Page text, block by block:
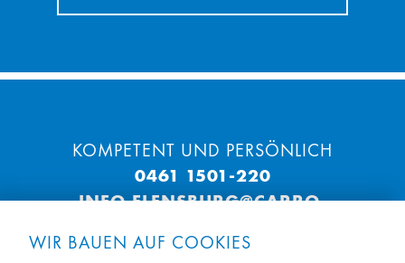
WIR BAUEN AUF COOKIES
KOMPETENT UND PERSÖNLICH
0461 1501-220
INFO.FLENSBURG@CARRO-